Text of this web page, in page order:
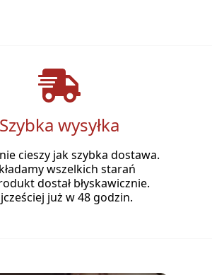
Szybka wysyłka
cieszy jak szybka dostawa.
wszelkich starań
dostał błyskawicznie.
już w 48 godzin.